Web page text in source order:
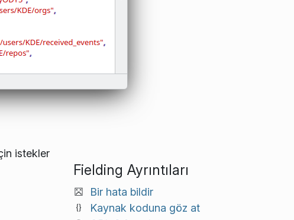
istekler
Fielding Ayrıntıları
Bir hata bildir
Kaynak koduna göz at